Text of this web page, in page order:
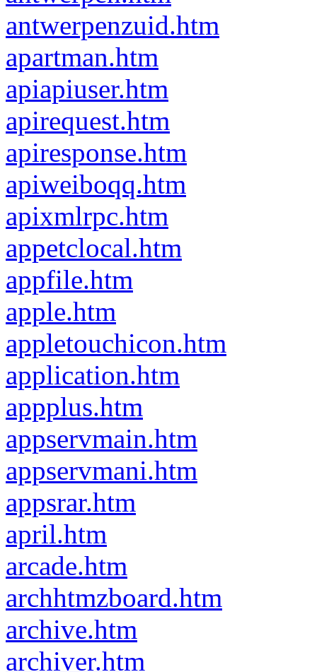
antwerpenzuid.htm
apartman.htm
apiapiuser.htm
apirequest.htm
apiresponse.htm
apiweiboqq.htm
apixmlrpc.htm
appetclocal.htm
appfile.htm
apple.htm
appletouchicon.htm
application.htm
appplus.htm
appservmain.htm
appservmani.htm
appsrar.htm
april.htm
arcade.htm
archhtmzboard.htm
archive.htm
archiver.htm